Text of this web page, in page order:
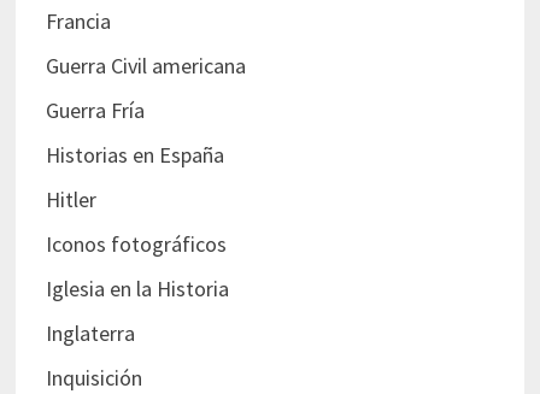
Francia
Guerra Civil americana
Guerra Fría
Historias en España
Hitler
Iconos fotográficos
Iglesia en la Historia
Inglaterra
Inquisición